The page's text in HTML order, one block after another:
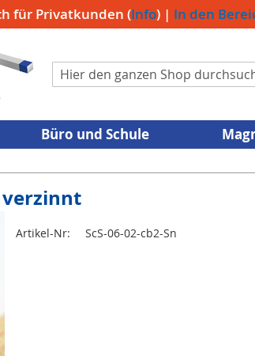
für Privatkunden (Info) | In den
Suche
Büro und Schule
verzinnt
Artikel-Nr: ScS-06-02-cb2-Sn